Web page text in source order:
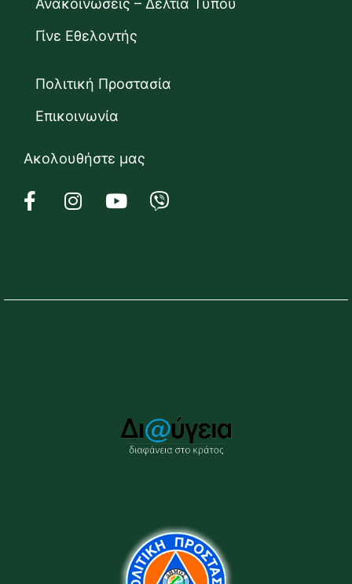
Ανακοινώσεις – Δελτία Τύπου
Γίνε Εθελοντής
Πολιτική Προστασία
Επικοινωνία
Ακολουθήστε μας